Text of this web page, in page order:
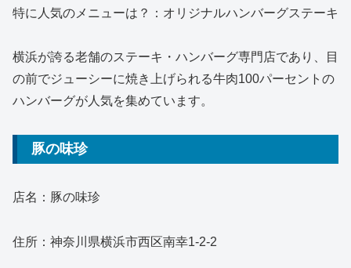
特に人気のメニューは？：オリジナルハンバーグステーキ
横浜が誇る老舗のステーキ・ハンバーグ専門店であり、目
の前でジューシーに焼き上げられる牛肉100パーセントの
ハンバーグが人気を集めています。
豚の味珍
店名：豚の味珍
住所：神奈川県横浜市西区南幸1-2-2